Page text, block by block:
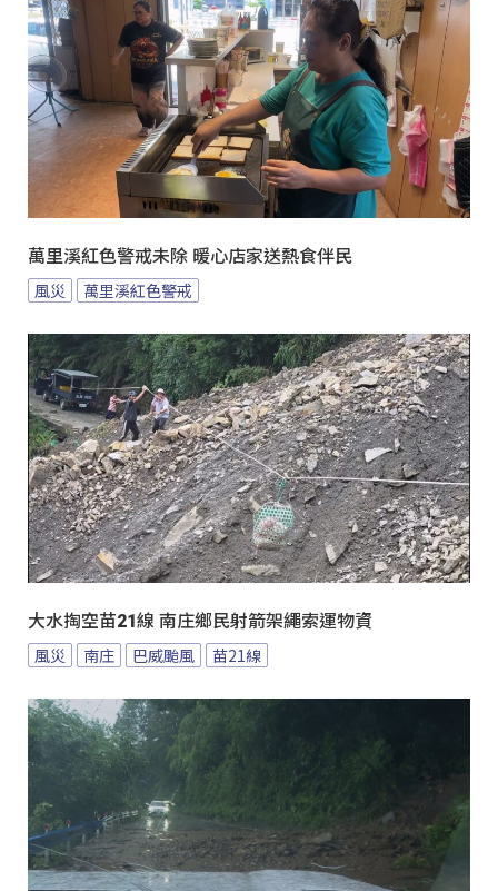
萬里溪紅色警戒未除 暖心店家送熱食伴民
風災 萬里溪紅色警戒
大水掏空苗21線 南庄鄉民射箭架繩索運物資
風災 南庄 巴威颱風 苗21線